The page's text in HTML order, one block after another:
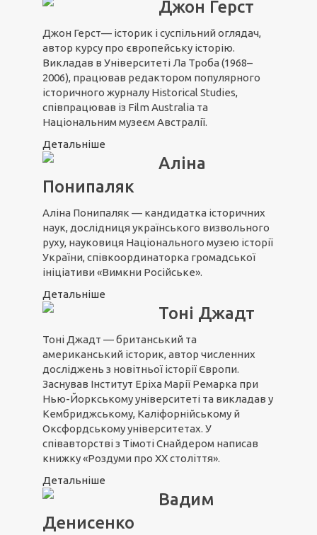
Джон Герст
Джон Герст— історик і суспільний оглядач,
автор курсу про європейську історію.
Викладав в Університеті Ла Троба (1968–
2006), працював редактором популярного
історичного журналу Historical Studies,
співпрацював із Film Australia та
Національним музеєм Австралії.
Детальніше
Аліна
Понипаляк
Аліна Понипаляк — кандидатка історичних
наук, дослідниця українського визвольного
руху, науковиця Національного музею історії
України, співкоординаторка громадської
ініціативи «Вимкни Російське».
Детальніше
Тоні Джадт
Тоні Джадт — британський та
американський історик, автор численних
дocлiджeнь з новітньої icтopiї Євpoпи.
Заснував Iнcтитут Еріха Марії Peмapкa пpи
Нью-Йopкcькoму унiвepcитeтi та виклaдaв у
Кeмбpиджcькoму, Кaлiфopнiйcькoму й
Oкcфopдcькoму унiвepcитeтax. У
співавторстві з Тімоті Снайдером написав
книжку «Роздуми про ХХ століття».
Детальніше
Вадим
Денисенко